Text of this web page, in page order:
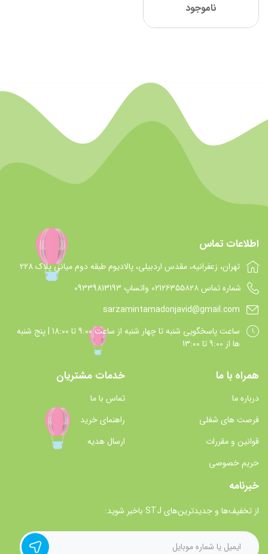
ناموجود
اطلاعات تماس
تهران، زعفرانیه، مقدس اردبیلی، پالادیوم طبقه دوم میانی پلاک 228
شماره تماس 021۲۶۳۵۵۸۲۸ واتساپ 09339813193
sarzamintamadonjavid@gmail.com
ساعت پاسخگويي شنبه تا چهار شنبه از ساعت 9:00 تا 18:00 | پنج شنبه
ها از 9:00 تا 13:00
همراه با ما
درباره ما
فرصت های شغلی
قوانین و مقررات
حریم خصوصی
خدمات مشتریان
تماس با ما
راهنمای خرید
ارسال هدیه
خبرنامه
از تخفیف‌ها و جدیدترین‌های STJ باخبر شوید: